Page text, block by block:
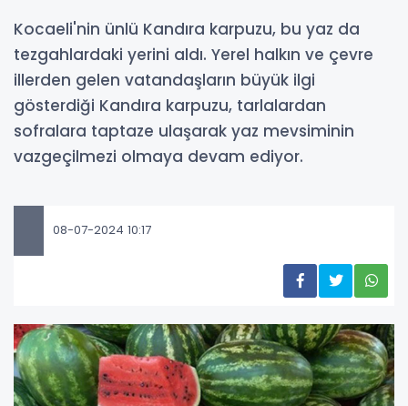
Kocaeli'nin ünlü Kandıra karpuzu, bu yaz da
tezgahlardaki yerini aldı. Yerel halkın ve çevre
illerden gelen vatandaşların büyük ilgi
gösterdiği Kandıra karpuzu, tarlalardan
sofralara taptaze ulaşarak yaz mevsiminin
vazgeçilmezi olmaya devam ediyor.
08-07-2024 10:17